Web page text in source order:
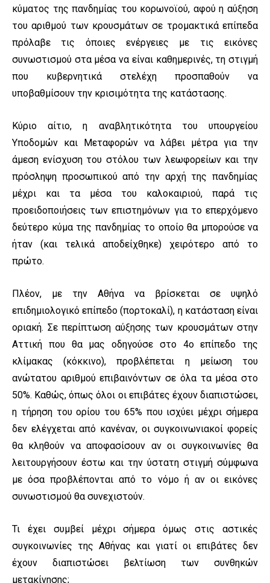
κύματος της πανδημίας του κορωνοϊού, αφού η αύξηση
του αριθμού των κρουσμάτων σε τρομακτικά επίπεδα
πρόλαβε τις όποιες ενέργειες με τις εικόνες
συνωστισμού στα μέσα να είναι καθημερινές, τη στιγμή
που κυβερνητικά στελέχη προσπαθούν να
υποβαθμίσουν την κρισιμότητα της κατάστασης.
Κύριο αίτιο, η αναβλητικότητα του υπουργείου
Υποδομών και Μεταφορών να λάβει μέτρα για την
άμεση ενίσχυση του στόλου των λεωφορείων και την
πρόσληψη προσωπικού από την αρχή της πανδημίας
μέχρι και τα μέσα του καλοκαιριού, παρά τις
προειδοποιήσεις των επιστημόνων για το επερχόμενο
δεύτερο κύμα της πανδημίας το οποίο θα μπορούσε να
ήταν (και τελικά αποδείχθηκε) χειρότερο από το
πρώτο.
Πλέον, με την Αθήνα να βρίσκεται σε υψηλό
επιδημιολογικό επίπεδο (πορτοκαλί), η κατάσταση είναι
οριακή. Σε περίπτωση αύξησης των κρουσμάτων στην
Αττική που θα μας οδηγούσε στο 4ο επίπεδο της
κλίμακας (κόκκινο), προβλέπεται η μείωση του
ανώτατου αριθμού επιβαινόντων σε όλα τα μέσα στο
50%. Καθώς, όπως όλοι οι επιβάτες έχουν διαπιστώσει,
η τήρηση του ορίου του 65% που ισχύει μέχρι σήμερα
δεν ελέγχεται από κανέναν, οι συγκοινωνιακοί φορείς
θα κληθούν να αποφασίσουν αν οι συγκοινωνίες θα
λειτουργήσουν έστω και την ύστατη στιγμή σύμφωνα
με όσα προβλέπονται από το νόμο ή αν οι εικόνες
συνωστισμού θα συνεχιστούν.
Τι έχει συμβεί μέχρι σήμερα όμως στις αστικές
συγκοινωνίες της Αθήνας και γιατί οι επιβάτες δεν
έχουν διαπιστώσει βελτίωση των συνθηκών
μετακίνησης;